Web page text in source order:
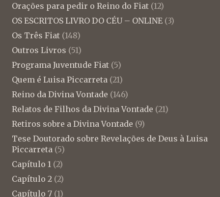
Orações para pedir o Reino do Fiat (12)
OS ESCRITOS LIVRO DO CÉU – ONLINE (3)
Os Três Fiat (148)
Outros Livros (51)
Programa Juventude Fiat (5)
Quem é Luisa Piccarreta (21)
Reino da Divina Vontade (146)
Relatos de Filhos da Divina Vontade (21)
Retiros sobre a Divina Vontade (9)
Tese Doutorado sobre Revelações de Deus à Luisa
Piccarreta (5)
Capítulo 1 (2)
Capítulo 2 (2)
Capítulo 7 (1)